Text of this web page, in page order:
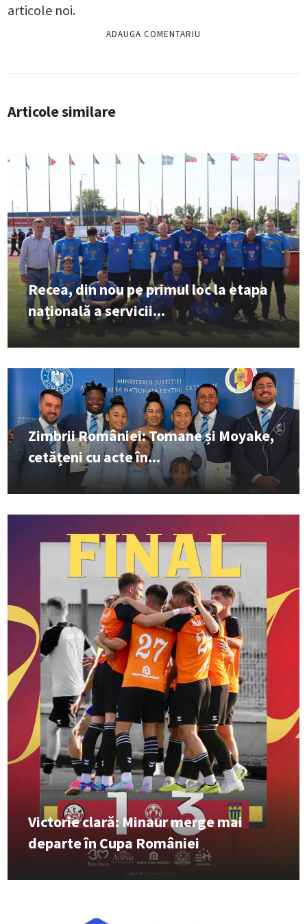
articole noi.
Articole similare
Recea, din nou pe primul loc la etapa
națională a servicii...
Zimbrii României: Tomane și Moyake,
cetățeni cu acte în...
Victorie clară: Minaur merge mai
departe în Cupa României